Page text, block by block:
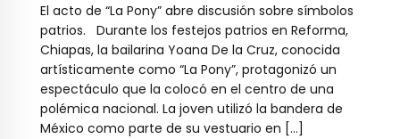
El acto de “La Pony” abre discusión sobre símbolos
patrios. Durante los festejos patrios en Reforma,
Chiapas, la bailarina Yoana De la Cruz, conocida
artísticamente como “La Pony”, protagonizó un
espectáculo que la colocó en el centro de una
polémica nacional. La joven utilizó la bandera de
México como parte de su vestuario en […]